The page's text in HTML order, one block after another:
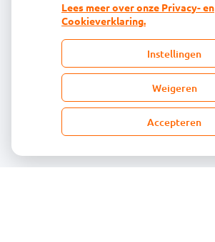
Heeft u vragen of opmerkingen over uw
toegestuurde rekening van de apotheek?
declaratie@acdaphagroep.nl
onze
facebook
Lees meer over onze Privacy- en
Cookieverklaring.
Instellingen
Weigeren
Accepteren